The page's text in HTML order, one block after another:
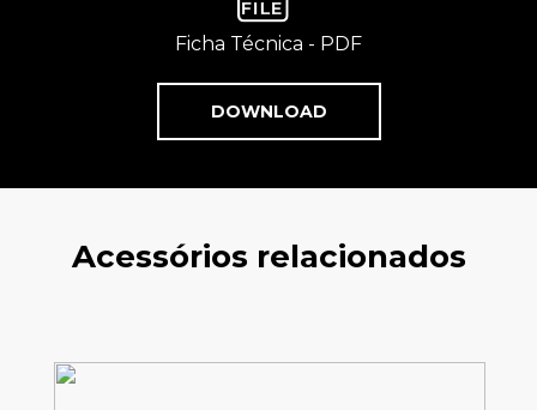
Ficha Técnica - PDF
DOWNLOAD
Acessórios relacionados